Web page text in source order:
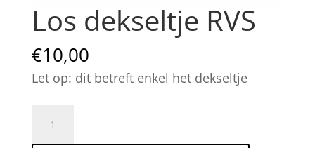
Los dekseltje RVS
€10,00
Let op: dit betreft enkel het dekseltje